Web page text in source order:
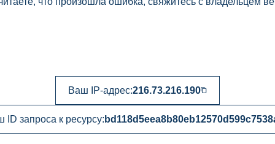
Ваш IP-адрес:216.73.216.190
ID запроса к ресурсу: